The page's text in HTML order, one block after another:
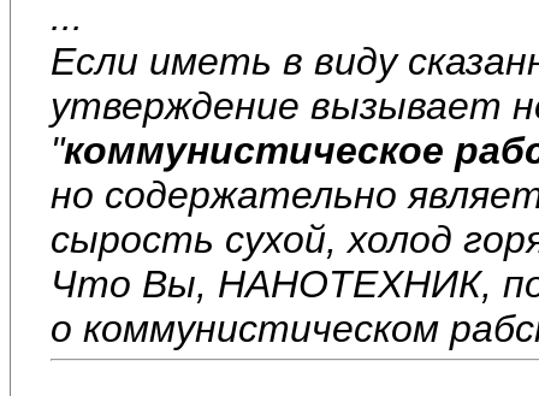
...
Если иметь в виду
утверждение вызывает
"коммунистическое
но содержательно
сырость сухой, холод
Что Вы, НАНОТЕХНИК,
о коммунистическом